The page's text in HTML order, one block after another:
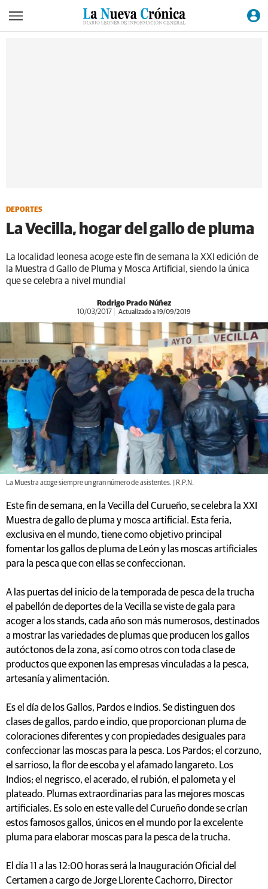
DEPORTES
La Vecilla, hogar del gallo de pluma
La localidad leonesa acoge este fin de semana la XXI edición de
la Muestra d Gallo de Pluma y Mosca Artificial, siendo la única
que se celebra a nivel mundial
Rodrigo Prado Núñez
10/03/2017 Actualizado a 19/09/2019
La Muestra acoge siempre un gran número de asistentes. | R.P.N.
Este fin de semana, en la Vecilla del Curueño, se celebra la XXI
Muestra de gallo de pluma y mosca artificial. Esta feria,
exclusiva en el mundo, tiene como objetivo principal
fomentar los gallos de pluma de León y las moscas artificiales
para la pesca que con ellas se confeccionan.
A las puertas del inicio de la temporada de pesca de la trucha
el pabellón de deportes de la Vecilla se viste de gala para
acoger a los stands, cada año son más numerosos, destinados
a mostrar las variedades de plumas que producen los gallos
autóctonos de la zona, así como otros con toda clase de
productos que exponen las empresas vinculadas a la pesca,
artesanía y alimentación.
Es el día de los Gallos, Pardos e Indios. Se distinguen dos
clases de gallos, pardo e indio, que proporcionan pluma de
coloraciones diferentes y con propiedades desiguales para
confeccionar las moscas para la pesca. Los Pardos; el corzuno,
el sarrioso, la flor de escoba y el afamado langareto. Los
Indios; el negrisco, el acerado, el rubión, el palometa y el
plateado. Plumas extraordinarias para las mejores moscas
artificiales. Es solo en este valle del Curueño donde se crían
estos famosos gallos, únicos en el mundo por la excelente
pluma para elaborar moscas para la pesca de la trucha.
El día 11 a las 12:00 horas será la Inauguración Oficial del
Certamen a cargo de Jorge Llorente Cachorro, Director